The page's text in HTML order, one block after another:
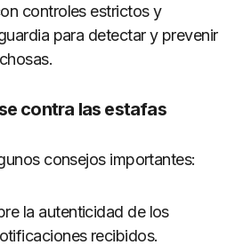
controles estrictos y
para detectar y prevenir
contra las estafas
consejos importantes:
la autenticidad de los
recibidos.